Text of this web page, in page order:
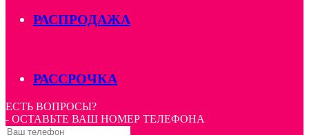
РАСПРОДАЖА
РАССРОЧКА
ЕСТЬ ВОПРОСЫ?
- ОСТАВЬТЕ ВАШ НОМЕР ТЕЛЕФОНА